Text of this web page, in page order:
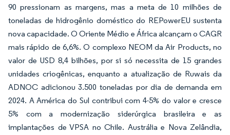
90 pressionam as margens, mas a meta de 10 milhões de
toneladas de hidrogênio doméstico do REPowerEU sustenta
nova capacidade. O Oriente Médio e África alcançam o CAGR
mais rápido de 6,6%. O complexo NEOM da Air Products, no
valor de USD 8,4 bilhões, por si só necessita de 15 grandes
unidades criogênicas, enquanto a atualização de Ruwais da
ADNOC adicionou 3.500 toneladas por dia de demanda em
2024. A América do Sul contribui com 4-5% do valor e cresce
5% com a modernização siderúrgica brasileira e as
implantações de VPSA no Chile. Austrália e Nova Zelândia,